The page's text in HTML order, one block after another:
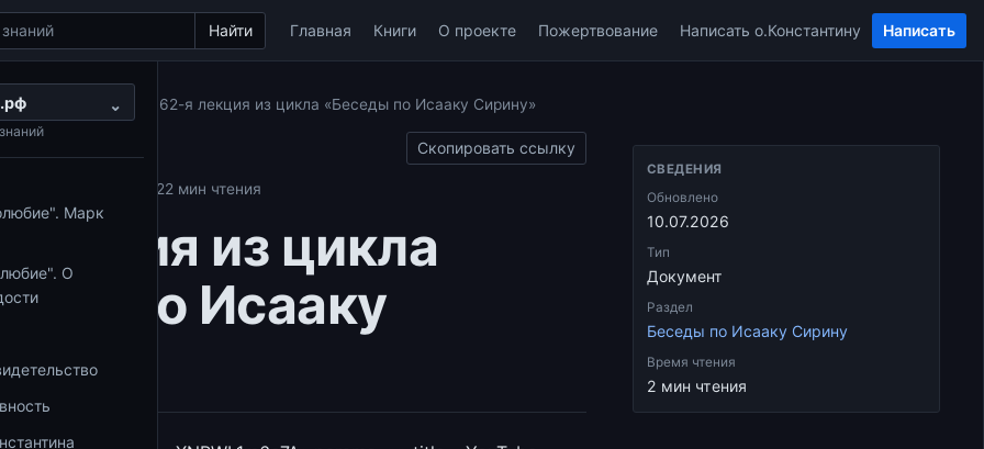
Найти Главная Книги О проекте Пожертвование Написать о.Константину Написать
⌄
Марк
О
по Исааку Сирину 62-я лекция из цикла «Беседы по Исааку Сирину»
Скопировать ссылку
Сирину 31.01.20222 мин чтения
из цикла
по Исааку
СВЕДЕНИЯ
Обновлено
10.07.2026
Тип
Документ
Раздел
Беседы по Исааку Сирину
Время чтения
2 мин чтения